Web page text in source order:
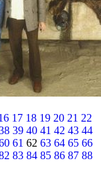
17 18 19 20 21 22
39 40 41 42 43 44
61 62 63 64 65 66
83 84 85 86 87 88